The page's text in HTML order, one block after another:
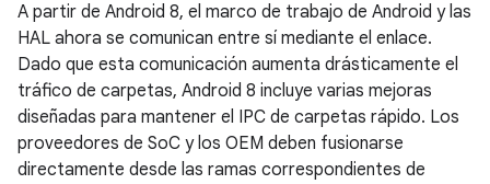
A partir de Android 8, el marco de trabajo de Android y las
HAL ahora se comunican entre sí mediante el enlace.
Dado que esta comunicación aumenta drásticamente el
tráfico de carpetas, Android 8 incluye varias mejoras
diseñadas para mantener el IPC de carpetas rápido. Los
proveedores de SoC y los OEM deben fusionarse
directamente desde las ramas correspondientes de